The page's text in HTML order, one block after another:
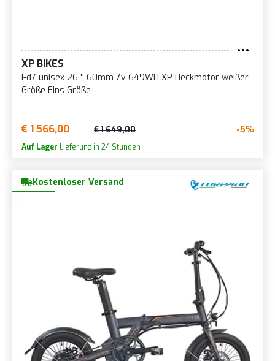
XP BIKES
I-d7 unisex 26 '' 60mm 7v 649WH XP Heckmotor weißer
Größe Eins Größe
€ 1 566,00 € 1 649,00 -5%
Auf Lager Lieferung in 24 Stunden
Kostenloser Versand